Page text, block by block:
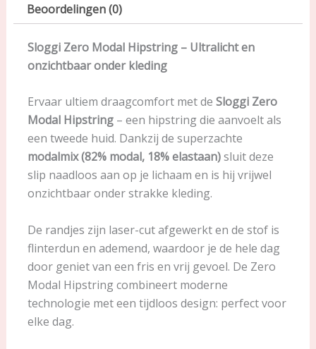
Beoordelingen (0)
Sloggi Zero Modal Hipstring – Ultralicht en
onzichtbaar onder kleding
Ervaar ultiem draagcomfort met de Sloggi Zero
Modal Hipstring– een hipstring die aanvoelt als
een tweede huid. Dankzij de superzachte
modalmix (82% modal, 18% elastaan)sluit deze
slip naadloos aan op je lichaam en is hij vrijwel
onzichtbaar onder strakke kleding.
De randjes zijn laser-cut afgewerkt en de stof is
flinterdun en ademend, waardoor je de hele dag
door geniet van een fris en vrij gevoel. De Zero
Modal Hipstring combineert moderne
technologie met een tijdloos design: perfect voor
elke dag.